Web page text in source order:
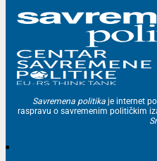
Savremena politika je internet
raspravu o savremenim političkim